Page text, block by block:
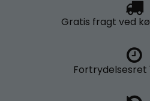
Gratis fragt ved
Fortrydelsesret